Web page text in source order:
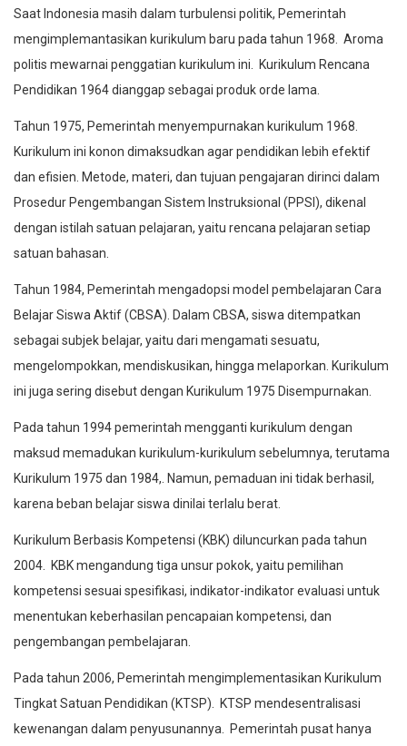
Saat Indonesia masih dalam turbulensi politik, Pemerintah
mengimplemantasikan kurikulum baru pada tahun 1968. Aroma
politis mewarnai penggatian kurikulum ini. Kurikulum Rencana
Pendidikan 1964 dianggap sebagai produk orde lama.
Tahun 1975, Pemerintah menyempurnakan kurikulum 1968.
Kurikulum ini konon dimaksudkan agar pendidikan lebih efektif
dan efisien. Metode, materi, dan tujuan pengajaran dirinci dalam
Prosedur Pengembangan Sistem Instruksional (PPSI), dikenal
dengan istilah satuan pelajaran, yaitu rencana pelajaran setiap
satuan bahasan.
Tahun 1984, Pemerintah mengadopsi model pembelajaran Cara
Belajar Siswa Aktif (CBSA). Dalam CBSA, siswa ditempatkan
sebagai subjek belajar, yaitu dari mengamati sesuatu,
mengelompokkan, mendiskusikan, hingga melaporkan. Kurikulum
ini juga sering disebut dengan Kurikulum 1975 Disempurnakan.
Pada tahun 1994 pemerintah mengganti kurikulum dengan
maksud memadukan kurikulum-kurikulum sebelumnya, terutama
Kurikulum 1975 dan 1984,. Namun, pemaduan ini tidak berhasil,
karena beban belajar siswa dinilai terlalu berat.
Kurikulum Berbasis Kompetensi (KBK) diluncurkan pada tahun
2004. KBK mengandung tiga unsur pokok, yaitu pemilihan
kompetensi sesuai spesifikasi, indikator-indikator evaluasi untuk
menentukan keberhasilan pencapaian kompetensi, dan
pengembangan pembelajaran.
Pada tahun 2006, Pemerintah mengimplementasikan Kurikulum
Tingkat Satuan Pendidikan (KTSP). KTSP mendesentralisasi
kewenangan dalam penyusunannya. Pemerintah pusat hanya